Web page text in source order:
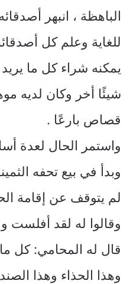
الباهظة ، انبهر
للغاية وعلم كل
يمكنه شراء كل ما يريد
شيئًا أخر وكان لديه
قصاص بارعًا .
واستمر الحال لعدة
وبدأ في بيع تحفه
لم يتوقف عن إقامة
وقالوا له لقد أفلست
قال له المحامي: كل
وهذا الحذاء وهذا